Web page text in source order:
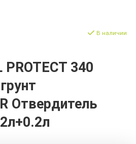
PROTECT 340
Отвердитель
В наличии